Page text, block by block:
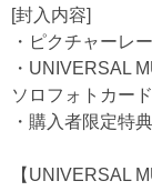
[封入内容]
・ピクチャーレ
・UNIVERSAL
ソロフォトカー
・購入者限定特
【UNIVERSAL